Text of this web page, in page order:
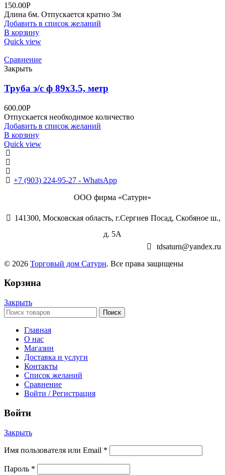
150.00Р
Длина 6м. Отпускается кратно 3м
Добавить в список желаний
В корзину
Quick view
Сравнение
Закрыть
Труба э/c ф 89х3.5, метр
600.00Р
Отпускается необходимое количество
Добавить в список желаний
В корзину
Quick view
+7 (903) 224-95-27 - WhatsApp
ООО фирма «Сатурн»
141300, Московская область, г.Сергиев Посад, Скобяное ш.,
д. 5А
tdsaturn@yandex.ru
© 2026 Торговый дом Сатурн. Все права защищены
Корзина
Закрыть
Поиск
Главная
О нас
Магазин
Доставка и услуги
Контакты
Список желаний
Сравнение
Войти / Регистрация
Войти
Закрыть
Имя пользователя или Email *
Пароль *